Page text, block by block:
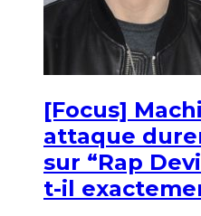
[Focus]
attaque
sur “Rap
t-il